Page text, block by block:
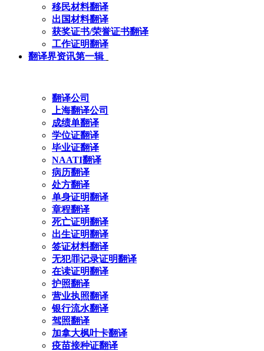
移民材料翻译
出国材料翻译
获奖证书/荣誉证书翻译
工作证明翻译
翻译界资讯第一辑
翻译公司
上海翻译公司
成绩单翻译
学位证翻译
毕业证翻译
NAATI翻译
病历翻译
处方翻译
单身证明翻译
章程翻译
死亡证明翻译
出生证明翻译
签证材料翻译
无犯罪记录证明翻译
在读证明翻译
护照翻译
营业执照翻译
银行流水翻译
驾照翻译
加拿大枫叶卡翻译
疫苗接种证翻译